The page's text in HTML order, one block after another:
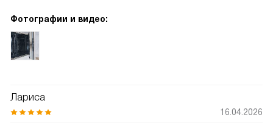
Фотографии и видео:
Лариса
16.04.2026